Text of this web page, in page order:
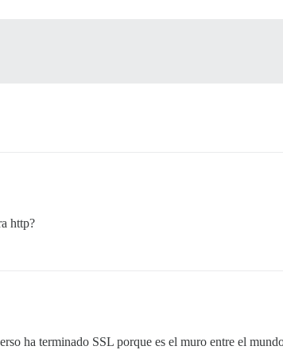
http?
ha terminado SSL porque es el muro entre el